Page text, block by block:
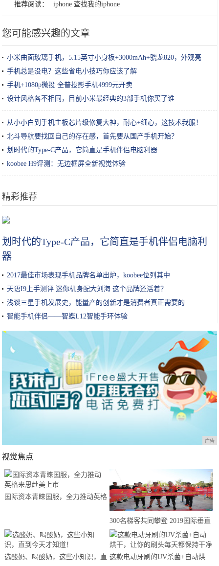
推荐阅读： iphone 查找我的iphone
您可能感兴趣的文章
小米曲面玻璃手机，5.15英寸小身板+3000mAh+骁龙820，外观亮
眼！
手机总是没电？这些省电小技巧你应该了解
手机+1080p微投 全普投影手机4999元开卖
设计风格各不相同，目前小米最经典的3部手机你买了谁
从小小白到手机主板芯片级修复大神，耐心+细心，这技术我服！
北斗导航要找回自己的存在感，首先要从国产手机开始？
划时代的Type-C产品，它简直是手机伴侣电脑利器
koobee H9评测：无边框屏全新视觉体验
精彩推荐
划时代的Type-C产品，它简直是手机伴侣电脑利
器
2017最佳市场表现手机品牌名单出炉，koobee位列其中
天语I9上手测评 迷你机身配大刘海 这个品牌还活着？
浅谈三星手机发展史，能量产的创新才是消费者真正需要的
智能手机伴侣——智蝶L12智能手环体验
广告
视觉焦点
国际资本青睐国服，全力推动英格
300名梯客共同攀登 2019国际垂直
马拉松超级精英赛顺德海骏达中心
站欢乐开跑
选酸奶、喝酸奶，这些小知识，直 这款电动牙刷的UV杀菌+自动烘